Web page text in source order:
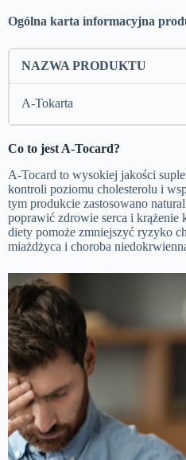
Ogólna karta informacyjna
NAZWA PRODUKTU
A-Tokarta
Co to jest A-Tocard?
A-Tocard to wysokiej jakości
kontroli poziomu cholesterolu i
tym produkcie zastosowano
poprawić zdrowie serca i
diety pomoże zmniejszyć ryzyko
miażdżyca i choroba